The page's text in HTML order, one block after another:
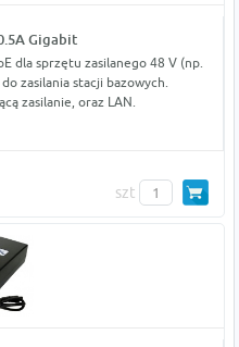
Gigabit
dla sprzętu zasilanego 48 V (np.
zasilania stacji bazowych.
zasilanie, oraz LAN.
szt